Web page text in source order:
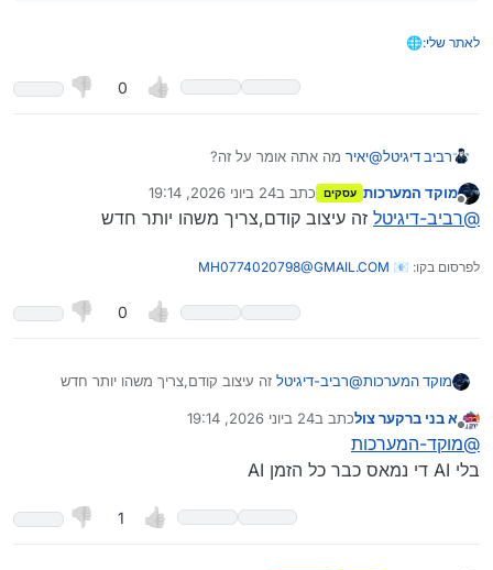
לאתר שלי:🌐
0
רביב דיגיטל@יאיר מה אתה אומר על זה?
מנותק
מוקד המערכות עסקים כתב ב24 ביוני 2026, 19:14
נערך לאחרונה על ידי
@רביב-דיגיטל זה עיצוב קודם,צריך משהו יותר חדש
לפרסום בקו: 📧 MH0774020798@GMAIL.COM
0
מוקד המערכות@רביב-דיגיטל זה עיצוב קודם,צריך משהו יותר חדש
א בני ברקער צולכתב ב24 ביוני 2026, 19:14
נערך לאחרונה על ידי
@מוקד-המערכות
בלי AI די נמאס כבר כל הזמן AI
1